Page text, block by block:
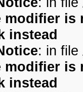
modifier
instead
: in file
modifier
instead